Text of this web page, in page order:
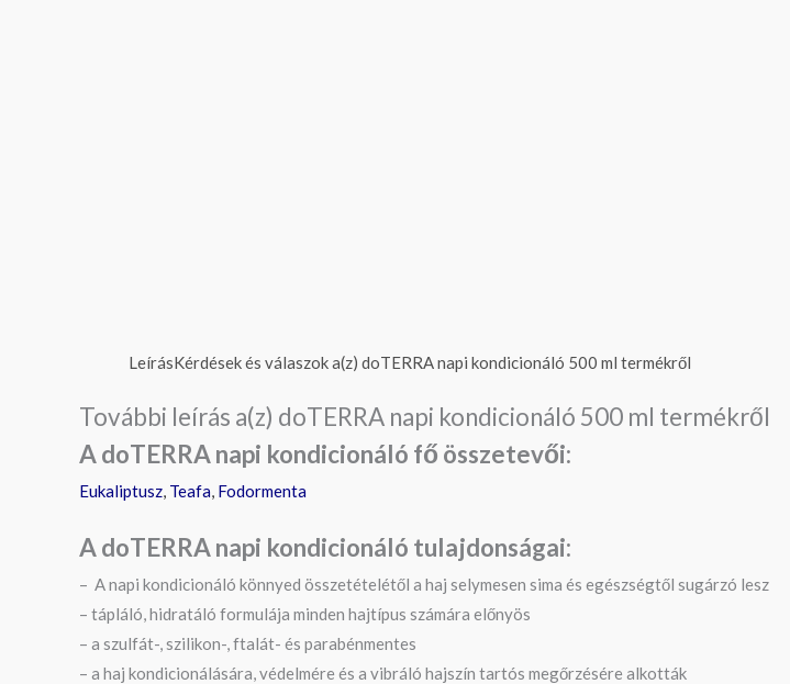
LeírásKérdések és válaszok a(z) doTERRA napi kondicionáló 500 ml termékről
További leírás a(z) doTERRA napi kondicionáló 500 ml termékről
A doTERRA napi kondicionáló fő összetevői:
Eukaliptusz, Teafa, Fodormenta
A doTERRA napi kondicionáló tulajdonságai:
– A napi kondicionáló könnyed összetételétől a haj selymesen sima és egészségtől sugárzó lesz
– tápláló, hidratáló formulája minden hajtípus számára előnyös
– a szulfát-, szilikon-, ftalát- és parabénmentes
– a haj kondicionálására, védelmére és a vibráló hajszín tartós megőrzésére alkották